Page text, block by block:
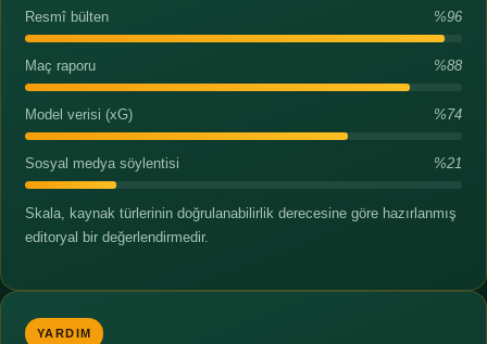
Resmî bülten %96
Maç raporu %88
Model verisi (xG) %74
Sosyal medya söylentisi %21
Skala, kaynak türlerinin doğrulanabilirlik derecesine göre hazırlanmış
editoryal bir değerlendirmedir.
YARDIM